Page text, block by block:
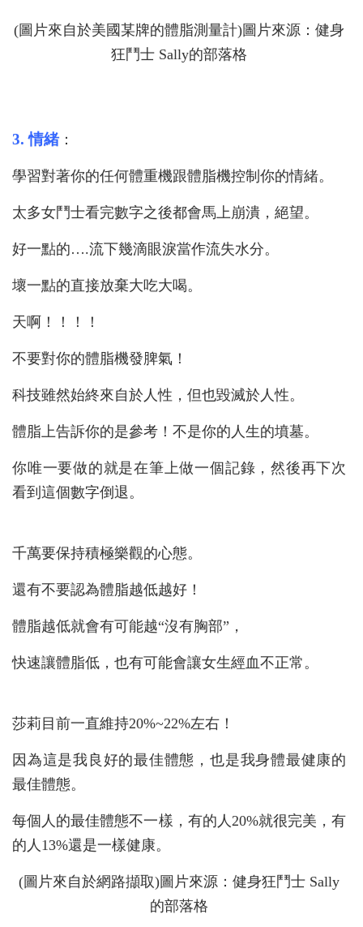
(圖片來自於美國某牌的體脂測量計)圖片來源：健身
狂鬥士 Sally的部落格
3. 情緒 ：
學習對著你的任何體重機跟體脂機控制你的情緒。
太多女鬥士看完數字之後都會馬上崩潰，絕望。
好一點的….流下幾滴眼淚當作流失水分。
壞一點的直接放棄大吃大喝。
天啊！！！！
不要對你的體脂機發脾氣！
科技雖然始終來自於人性，但也毀滅於人性。
體脂上告訴你的是參考！不是你的人生的墳墓。
你唯一要做的就是在筆上做一個記錄，然後再下次
看到這個數字倒退。
千萬要保持積極樂觀的心態。
還有不要認為體脂越低越好！
體脂越低就會有可能越“沒有胸部”，
快速讓體脂低，也有可能會讓女生經血不正常。
莎莉目前一直維持20%~22%左右！
因為這是我良好的最佳體態，也是我身體最健康的
最佳體態。
每個人的最佳體態不一樣，有的人20%就很完美，有
的人13%還是一樣健康。
(圖片來自於網路擷取)圖片來源：健身狂鬥士 Sally
的部落格